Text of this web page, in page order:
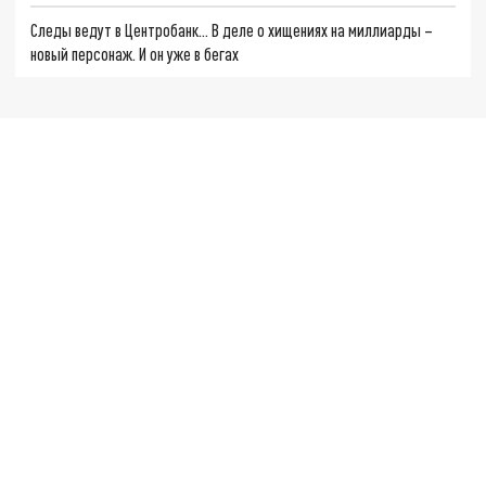
Следы ведут в Центробанк… В деле о хищениях на миллиарды –
новый персонаж. И он уже в бегах